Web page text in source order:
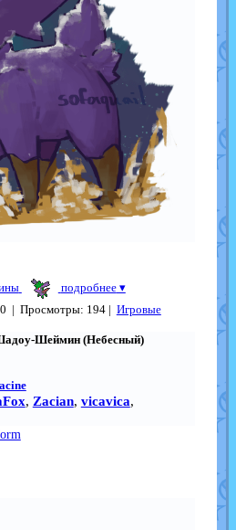
подробнее▾
| Просмотры: 194 | Игровые
Шеймин (Небесный)
, Zacian, vicavica,